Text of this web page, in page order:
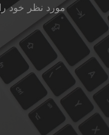
مورد نظر خود